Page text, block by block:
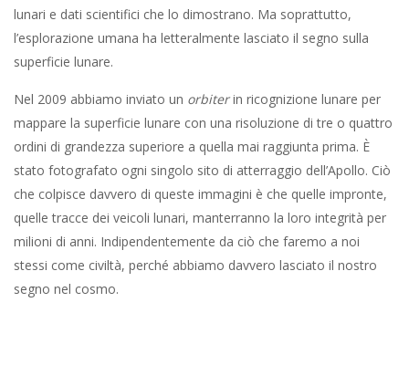
lunari e dati scientifici che lo dimostrano. Ma soprattutto,
l’esplorazione umana ha letteralmente lasciato il segno sulla
superficie lunare.
Nel 2009 abbiamo inviato un orbiterin ricognizione lunare per
mappare la superficie lunare con una risoluzione di tre o quattro
ordini di grandezza superiore a quella mai raggiunta prima. È
stato fotografato ogni singolo sito di atterraggio dell’Apollo. Ciò
che colpisce davvero di queste immagini è che quelle impronte,
quelle tracce dei veicoli lunari, manterranno la loro integrità per
milioni di anni. Indipendentemente da ciò che faremo a noi
stessi come civiltà, perché abbiamo davvero lasciato il nostro
segno nel cosmo.